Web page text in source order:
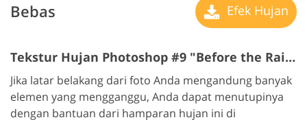
Bebas Efek Hujan
Tekstur Hujan Photoshop #9 "Before the Rainbow"
Jika latar belakang dari foto Anda mengandung banyak
elemen yang mengganggu, Anda dapat menutupinya
dengan bantuan dari hamparan hujan ini di